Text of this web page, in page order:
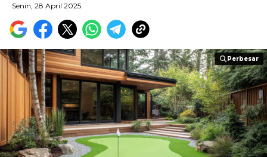
Senin, 28 April 2025
Perbesar
Perbesar